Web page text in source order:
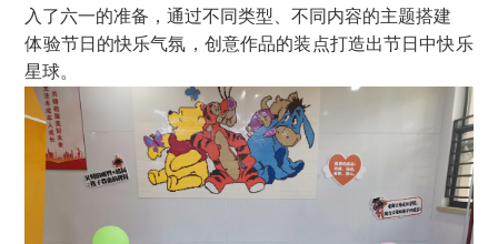
入了六一的准备，通过不同类型、不同内容的主题搭建
体验节日的快乐气氛，创意作品的装点打造出节日中快乐
星球。